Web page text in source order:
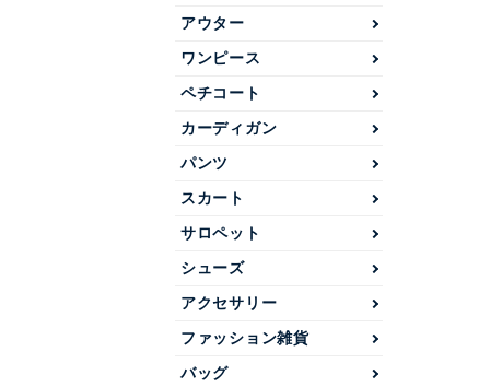
アウター
ワンピース
ペチコート
カーディガン
パンツ
スカート
サロペット
シューズ
アクセサリー
ファッション雑貨
バッグ